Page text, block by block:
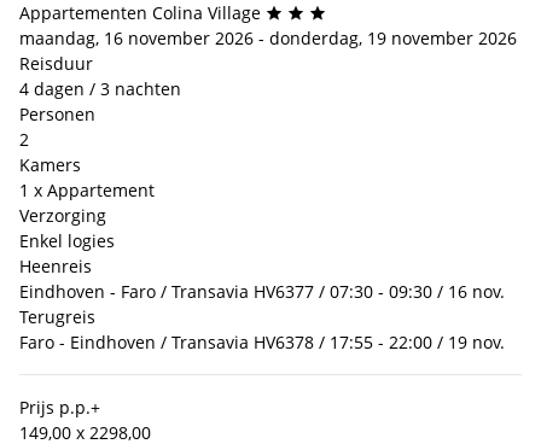
Appartementen Colina Village
maandag, 16 november 2026 - donderdag, 19 november 2026
Reisduur
4 dagen / 3 nachten
Personen
2
Kamers
1 x Appartement
Verzorging
Enkel logies
Heenreis
Eindhoven - Faro / Transavia HV6377 / 07:30 - 09:30 / 16 nov.
Terugreis
Faro - Eindhoven / Transavia HV6378 / 17:55 - 22:00 / 19 nov.
Prijs p.p.+
149,00 x 2298,00